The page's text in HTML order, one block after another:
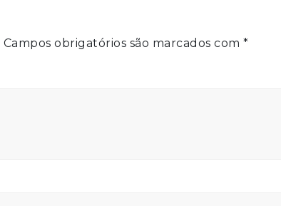
Campos obrigatórios são marcados com *